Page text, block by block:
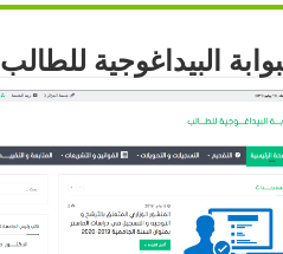
البيداغوجية للطالب